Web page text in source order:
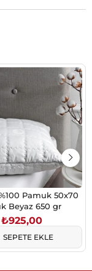
Pamuk 50x70
Beyaz 650 gr
₺925,00
SEPETE EKLE